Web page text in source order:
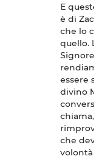
E
è di
che lo
quello.
essere
divino
che